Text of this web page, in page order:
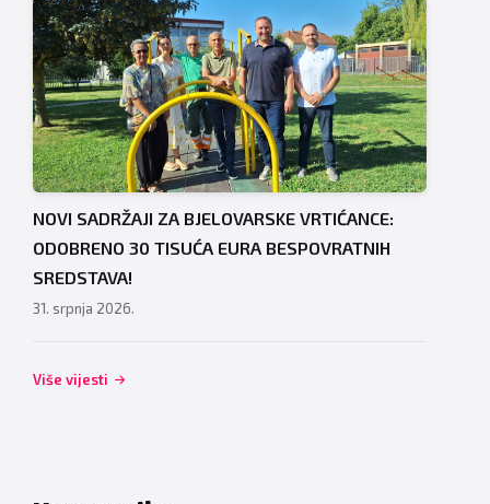
NOVI SADRŽAJI ZA BJELOVARSKE VRTIĆANCE:
ODOBRENO 30 TISUĆA EURA BESPOVRATNIH
SREDSTAVA!
31. srpnja 2026.
Više vijesti